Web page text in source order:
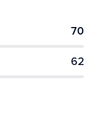
70
62